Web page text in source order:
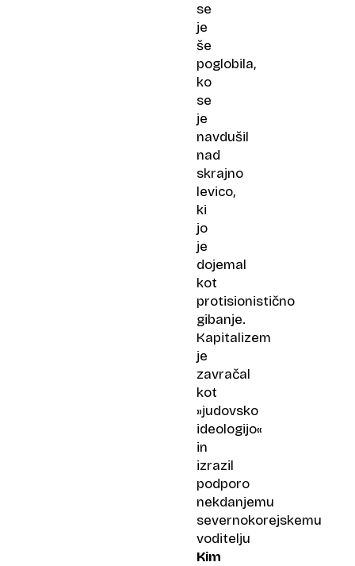
se
je
še
poglobila,
ko
se
je
navdušil
nad
skrajno
levico,
ki
jo
je
dojemal
kot
protisionistično
gibanje.
Kapitalizem
je
zavračal
kot
»judovsko
ideologijo«
in
izrazil
podporo
nekdanjemu
severnokorejskemu
voditelju
Kim